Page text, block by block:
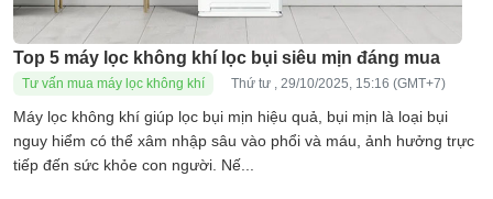
Top 5 máy lọc không khí lọc bụi siêu mịn đáng mua
Tư vấn mua máy lọc không khí Thứ tư , 29/10/2025, 15:16 (GMT+7)
Máy lọc không khí giúp lọc bụi mịn hiệu quả, bụi mịn là loại bụi
nguy hiểm có thể xâm nhập sâu vào phổi và máu, ảnh hưởng trực
tiếp đến sức khỏe con người. Nế...